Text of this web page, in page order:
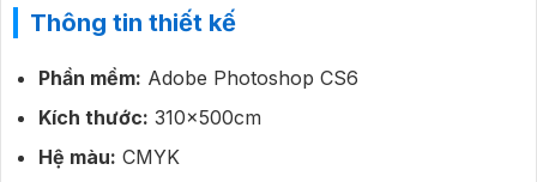
Thông tin thiết kế
Phần mềm: Adobe Photoshop CS6
Kích thước: 310x500cm
Hệ màu: CMYK